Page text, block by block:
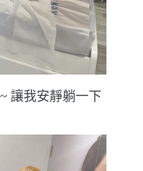
讓我安靜躺一下